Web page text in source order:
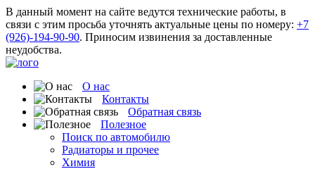
В данный момент на сайте ведутся технические работы, в
связи с этим просьба уточнять актуальные цены по номеру: +7
(926)-194-90-90. Приносим извинения за доставленные
неудобства.
О нас
Контакты
Обратная связь
Полезное
Поиск по автомобилю
Радиаторы и прочее
Химия